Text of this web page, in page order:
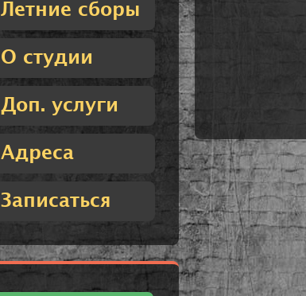
Летние сборы
О студии
Доп. услуги
Адреса
Записаться